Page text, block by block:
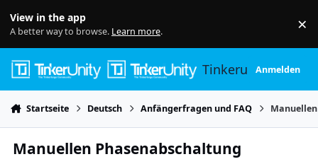
View in the app
A better way to browse. Learn more. ×
TinkerunityAnmelden
Startseite Deutsch Anfängerfragen und FAQ
Manuellen Phasenabschaltung